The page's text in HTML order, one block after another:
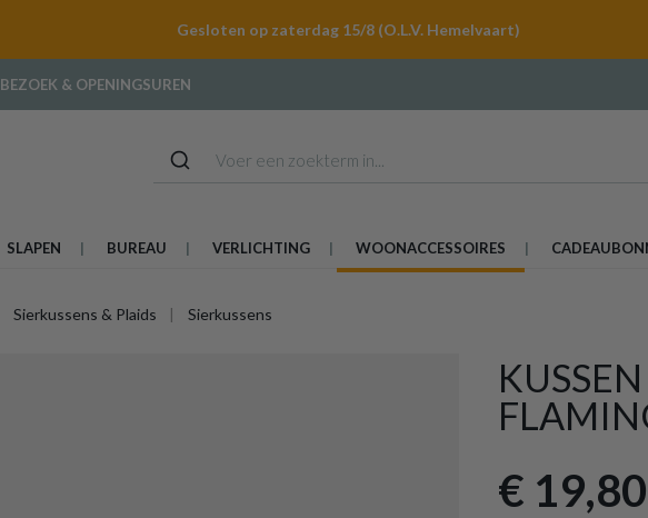
Gesloten op zaterdag 15/8 (O.L.V. Hemelvaart)
BEZOEK & OPENINGSUREN
SLAPEN BUREAU VERLICHTING WOONACCESSOIRES
Sierkussens & Plaids Sierkussens
€ 19,80